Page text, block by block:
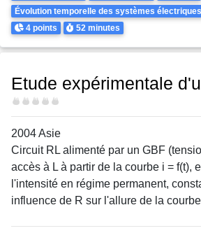
Évolution temporelle des systèmes électriques
Points
4 points Durée
52 minutes
Etude expérimentale
Difficulté
2004 Asie
Circuit RL alimenté par un GBF
accès à L à partir de la courbe i = f(t),
l'intensité en régime permanent,
influence de R sur l'allure de la